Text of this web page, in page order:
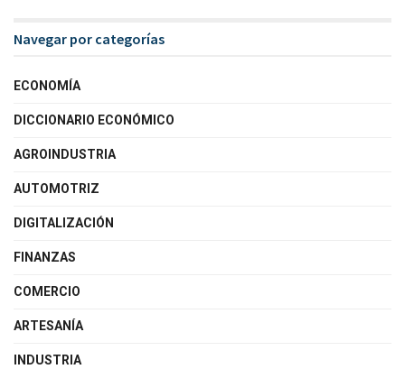
Navegar por categorías
ECONOMÍA
DICCIONARIO ECONÓMICO
AGROINDUSTRIA
AUTOMOTRIZ
DIGITALIZACIÓN
FINANZAS
COMERCIO
ARTESANÍA
INDUSTRIA